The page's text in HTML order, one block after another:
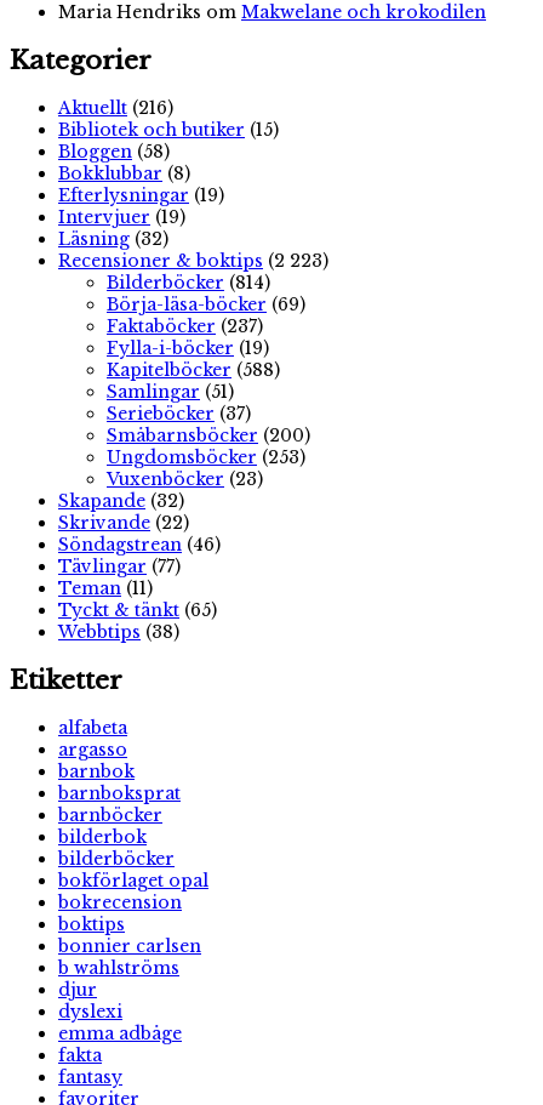
Maria Hendriks om Makwelane och krokodilen
Kategorier
Aktuellt (216)
Bibliotek och butiker (15)
Bloggen (58)
Bokklubbar (8)
Efterlysningar (19)
Intervjuer (19)
Läsning (32)
Recensioner & boktips (2 223)
Bilderböcker (814)
Börja-läsa-böcker (69)
Faktaböcker (237)
Fylla-i-böcker (19)
Kapitelböcker (588)
Samlingar (51)
Serieböcker (37)
Småbarnsböcker (200)
Ungdomsböcker (253)
Vuxenböcker (23)
Skapande (32)
Skrivande (22)
Söndagstrean (46)
Tävlingar (77)
Teman (11)
Tyckt & tänkt (65)
Webbtips (38)
Etiketter
alfabeta
argasso
barnbok
barnboksprat
barnböcker
bilderbok
bilderböcker
bokförlaget opal
bokrecension
boktips
bonnier carlsen
b wahlströms
djur
dyslexi
emma adbåge
fakta
fantasy
favoriter